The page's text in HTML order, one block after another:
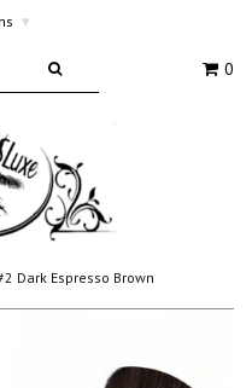
▾
0
Dark Espresso Brown